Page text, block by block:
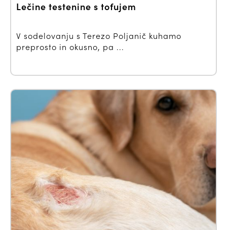
Lečine testenine s tofujem
V sodelovanju s Terezo Poljanič kuhamo
preprosto in okusno, pa ...